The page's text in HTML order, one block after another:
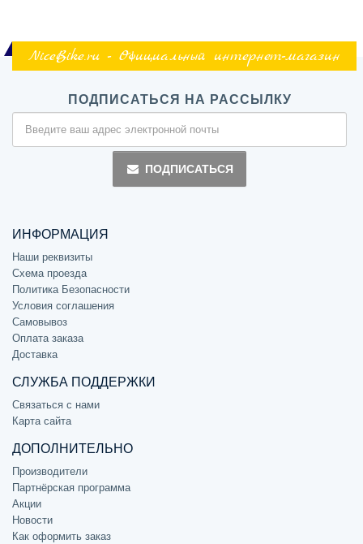
NiceBike.ru - Официальный интернет-магазин
ПОДПИСАТЬСЯ НА РАССЫЛКУ
ПОДПИСАТЬСЯ
ИНФОРМАЦИЯ
Наши реквизиты
Схема проезда
Политика Безопасности
Условия соглашения
Самовывоз
Оплата заказа
Доставка
СЛУЖБА ПОДДЕРЖКИ
Связаться с нами
Карта сайта
ДОПОЛНИТЕЛЬНО
Производители
Партнёрская программа
Акции
Новости
Как оформить заказ